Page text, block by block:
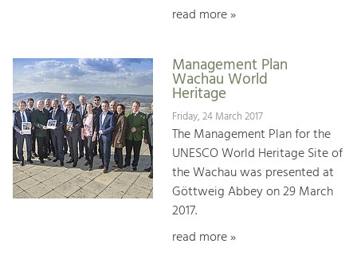
read more »
Management Plan
Wachau World
Heritage
Friday, 24 March 2017
The Management Plan for the
UNESCO World Heritage Site of
the Wachau was presented at
Göttweig Abbey on 29 March
2017.
read more »